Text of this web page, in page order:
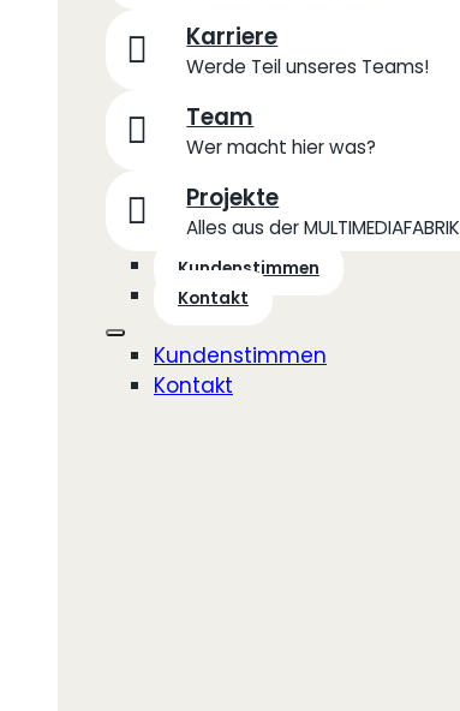
Karriere
Werde Teil unseres Teams!
Team
Wer macht hier was?
Projekte
Alles aus der MULTIMEDIAFABRIK
Kundenstimmen
Kontakt
Kundenstimmen
Kontakt